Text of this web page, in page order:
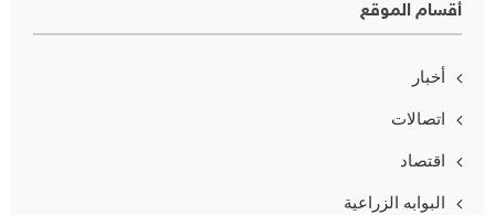
أقسام الموقع
أخبار
اتصالات
اقتصاد
البوابه الزراعية